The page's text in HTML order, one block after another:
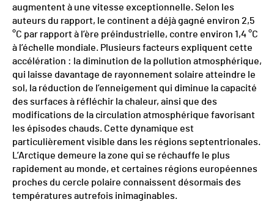
augmentent à une vitesse exceptionnelle. Selon les
auteurs du rapport, le continent a déjà gagné environ 2,5
°C par rapport à l’ère préindustrielle, contre environ 1,4 °C
à l’échelle mondiale. Plusieurs facteurs expliquent cette
accélération : la diminution de la pollution atmosphérique,
qui laisse davantage de rayonnement solaire atteindre le
sol, la réduction de l’enneigement qui diminue la capacité
des surfaces à réfléchir la chaleur, ainsi que des
modifications de la circulation atmosphérique favorisant
les épisodes chauds. Cette dynamique est
particulièrement visible dans les régions septentrionales.
L’Arctique demeure la zone qui se réchauffe le plus
rapidement au monde, et certaines régions européennes
proches du cercle polaire connaissent désormais des
températures autrefois inimaginables.